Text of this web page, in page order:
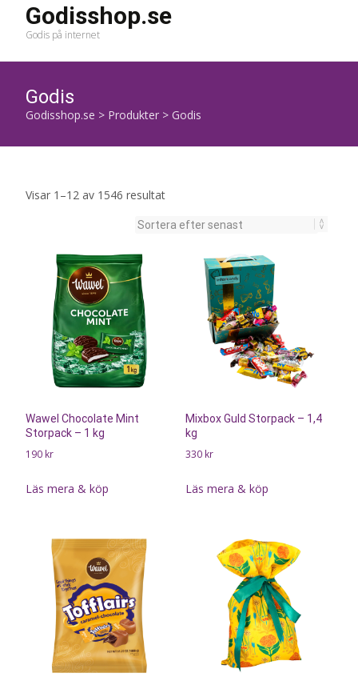
Godisshop.se
Godis på internet
Godis
Godisshop.se > Produkter > Godis
Visar 1–12 av 1546 resultatSortera
senaste
Wawel Chocolate Mint
Storpack – 1 kg
190 kr
Läs mera & köp
Mixbox Guld Storpack – 1,4
kg
330 kr
Läs mera & köp